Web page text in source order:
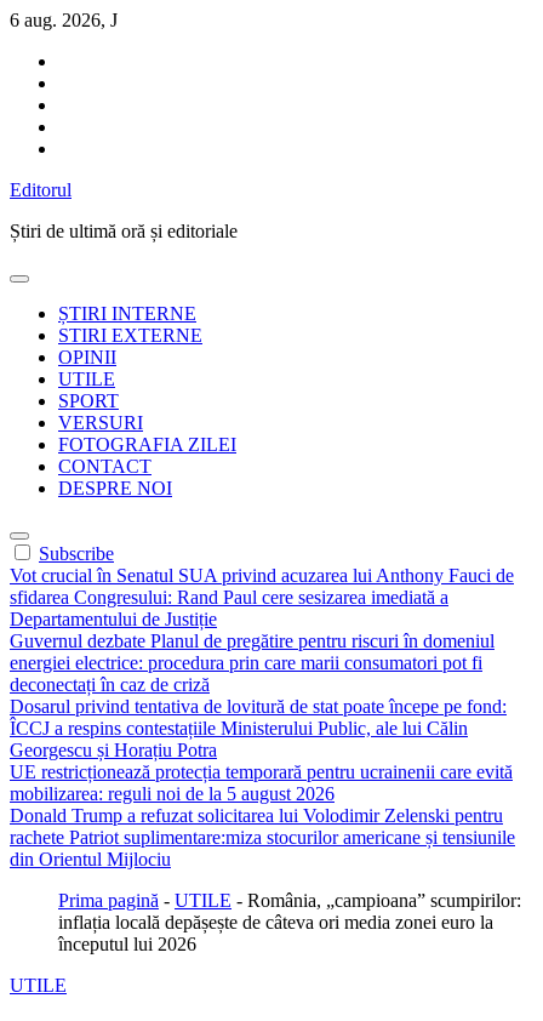
Sari
conținut
6 aug. 2026, J
Editorul
Știri de ultimă oră și editoriale
ȘTIRI INTERNE
STIRI EXTERNE
OPINII
UTILE
SPORT
VERSURI
FOTOGRAFIA ZILEI
CONTACT
DESPRE NOI
Subscribe
Vot crucial în Senatul SUA privind acuzarea lui Anthony Fauci de
sfidarea Congresului: Rand Paul cere sesizarea imediată a
Departamentului de Justiție
Guvernul dezbate Planul de pregătire pentru riscuri în domeniul
energiei electrice: procedura prin care marii consumatori pot fi
deconectați în caz de criză
Dosarul privind tentativa de lovitură de stat poate începe pe fond:
ÎCCJ a respins contestațiile Ministerului Public, ale lui Călin
Georgescu și Horațiu Potra
UE restricționează protecția temporară pentru ucrainenii care evită
mobilizarea: reguli noi de la 5 august 2026
Donald Trump a refuzat solicitarea lui Volodimir Zelenski pentru
rachete Patriot suplimentare:miza stocurilor americane și tensiunile
din Orientul Mijlociu
Prima pagină - UTILE - România, „campioana” scumpirilor:
inflația locală depășește de câteva ori media zonei euro la
începutul lui 2026
UTILE